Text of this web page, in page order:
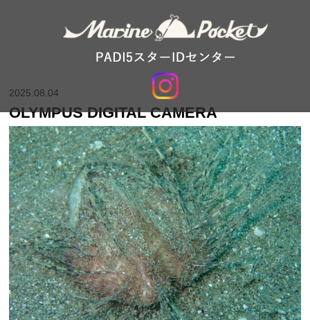
2025.08.04
OLYMPUS DIGITAL CAMERA